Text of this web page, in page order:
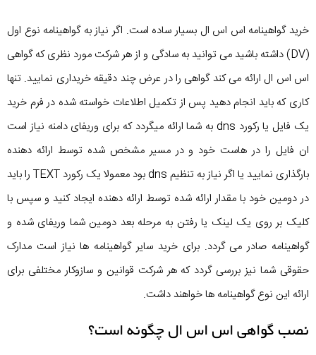
خرید گواهینامه اس اس ال بسیار ساده است. اگر نیاز به گواهینامه نوع اول
(DV) داشته باشید می توانید به سادگی و از هر شرکت مورد نظری که گواهی
اس اس ال ارائه می کند گواهی را در عرض چند دقیقه خریداری نمایید. تنها
کاری که باید انجام دهید پس از تکمیل اطلاعات خواسته شده در فرم خرید
یک فایل یا رکورد dns به شما ارائه میگردد که برای وریفای دامنه نیاز است
ان فایل را در هاست خود و در مسیر مشخص شده توسط ارائه دهنده
بارگذاری نمایید یا اگر نیاز به تنظیم dns بود معمولا یک رکورد TEXT را باید
در دومین خود با مقدار ارائه شده توسط ارائه دهنده ایجاد کنید و سپس با
کلیک بر روی یک لینک یا رفتن به مرحله بعد دومین شما وریفای شده و
گواهینامه صادر می گردد. برای خرید سایر گواهینامه ها نیاز است مدارک
حقوقی شما نیز بررسی گردد که هر شرکت قوانین و سازوکار مختلفی برای
ارائه این نوع گواهینامه ها خواهند داشت.
نصب گواهی اس اس ال چگونه است؟